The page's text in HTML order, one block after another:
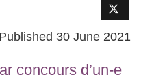
Published 30 June 2021
concours d’un-e